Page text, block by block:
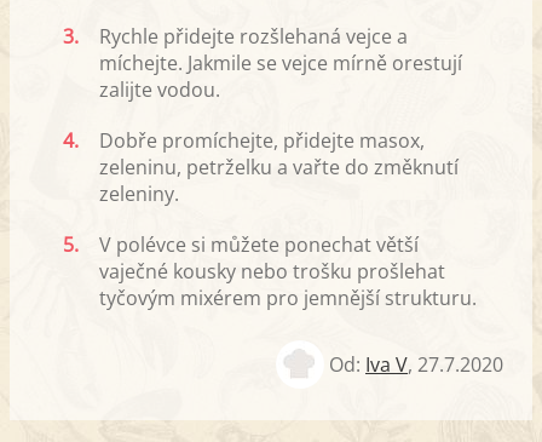
3.
Rychle přidejte rozšlehaná vejce a
míchejte. Jakmile se vejce mírně orestují
zalijte vodou.
4.
Dobře promíchejte, přidejte masox,
zeleninu, petrželku a vařte do změknutí
zeleniny.
5.
V polévce si můžete ponechat větší
vaječné kousky nebo trošku prošlehat
tyčovým mixérem pro jemnější strukturu.
Od: Iva V, 27.7.2020